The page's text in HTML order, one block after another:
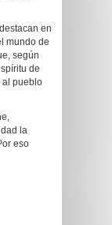
en
mundo de
según
de
al pueblo
la
eso